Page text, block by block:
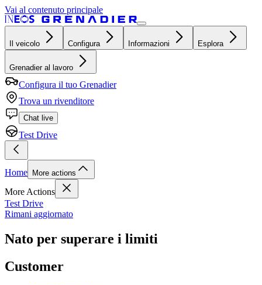
Vai al contenuto principale
Il veicolo Configura Informazioni Esplora
Grenadier al lavoro
Configura il tuo Grenadier
Trova un rivenditore
Chat live
Test Drive
Home More actions
More Actions
Test Drive
Rimani aggiornato
Nato per superare i limiti
Customer